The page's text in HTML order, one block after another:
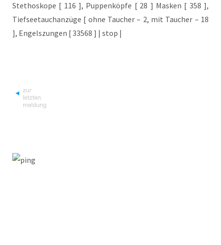
Ste­tho­sko­pe [ 116 ], Pup­pen­köp­fe [ 28 ] Mas­ken [ 358 ],
Tief­see­tauch­an­zü­ge [ ohne Tau­cher – 2, mit Tau­cher – 18
], Engels­zun­gen [ 33568 ] | stop |